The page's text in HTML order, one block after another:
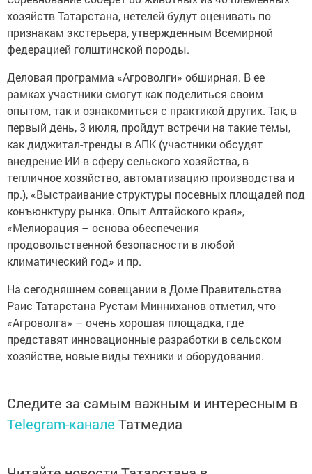
хозяйств Татарстана, нетелей будут оценивать по
признакам экстерьера, утвержденным Всемирной
федерацией голштинской породы.
Деловая программа «Агроволги» обширная. В ее
рамках участники смогут как поделиться своим
опытом, так и ознакомиться с практикой других. Так, в
первый день, 3 июля, пройдут встречи на такие темы,
как диджитал-тренды в АПК (участники обсудят
внедрение ИИ в сферу сельского хозяйства, в
тепличное хозяйство, автоматизацию производства и
пр.), «Выстраивание структуры посевных площадей под
конъюнктуру рынка. Опыт Алтайского края»,
«Мелиорация – основа обеспечения
продовольственной безопасности в любой
климатический год» и пр.
На сегодняшнем совещании в Доме Правительства
Раис Татарстана Рустам Минниханов отметил, что
«Агроволга» – очень хорошая площадка, где
представят инновационные разработки в сельском
хозяйстве, новые виды техники и оборудования.
Следите за самым важным и интересным в
Telegram-канале Татмедиа